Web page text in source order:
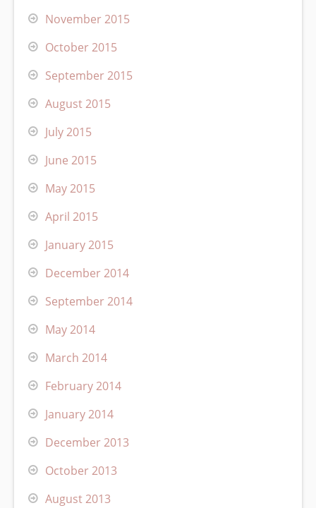
November 2015
October 2015
September 2015
August 2015
July 2015
June 2015
May 2015
April 2015
January 2015
December 2014
September 2014
May 2014
March 2014
February 2014
January 2014
December 2013
October 2013
August 2013